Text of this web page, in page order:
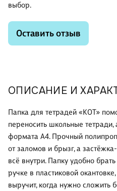
ОПИСАНИЕ И
Папка для тетрадей «КОТ»
переносить школьные
формата А4. Прочный
от заломов и брызг, а
всё внутри. Папку удобно
ручке в пластиковой
выручит, когда нужно сложить
выбор.
Оставить отзыв